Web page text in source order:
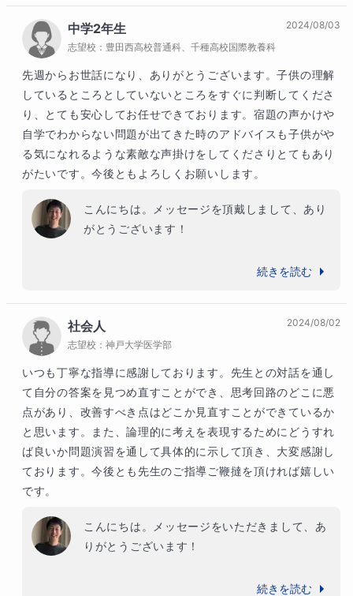
足している点があれば、きっちりとカバーして
ゆく方法を追求しておられます。
自ら考えながら、毎回の授業も最大限に活用し
て実力をつけておられる、理想的な学習スタイ
ルです。
最近は、より一層の正答率の向上がみられ、と
ても安定してきていますね。
取り組んでゆきましょう。
中学2年生
志望校： 豊田西高校普通科、千種高校国際教養科
2024/08/03
先週からお世話になり、ありがとうございます。子供の理解
しているところとしていないところをすぐに判断してくださ
り、とても安心してお任せできております。宿題の声かけや
自学でわからない問題が出てきた時のアドバイスも子供がや
る気になれるような素敵な声掛けをしてくださりとてもあり
がたいです。今後ともよろしくお願いします。
こんにちは。メッセージを頂戴しまして、あり
がとうございます！
毎回の授業には目を輝かせて意欲的にのぞんで
組まれ、とても嬉しく思っております。
理解しにくいことをどんどんご質問いただき、
お答えすることを通じて、確実に力をつけてお
られますね。これからますます楽しみです。
引き続き、どうぞよろしくお願いいたします。
続きを読む
社会人
志望校： 神戸大学医学部
2024/08/02
いつも丁寧な指導に感謝しております。先生との対話を通し
て自分の答案を見つめ直すことができ、思考回路のどこに悪
点があり、改善すべき点はどこか見直すことができているか
と思います。また、論理的に考えを表現するためにどうすれ
ば良いか問題演習を通して具体的に示して頂き、大変感謝し
ております。今後とも先生のご指導ご鞭撻を頂ければ嬉しい
です。
こんにちは。メッセージをいただきまして、あ
りがとうございます！
いつも、目の前の問題を解くだけでなく、今後
続きを読む